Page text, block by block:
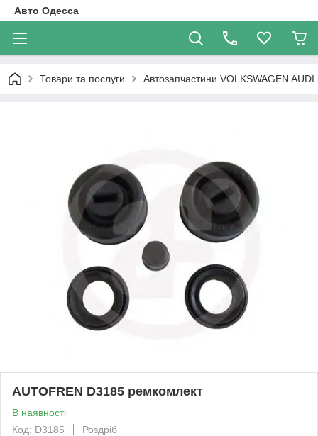
Авто Одесса
Товари та послуги Автозапчастини VOLKSWAGEN AUDI
AUTOFREN D3185 ремкомлект
В наявності
Код: D3185
Роздріб